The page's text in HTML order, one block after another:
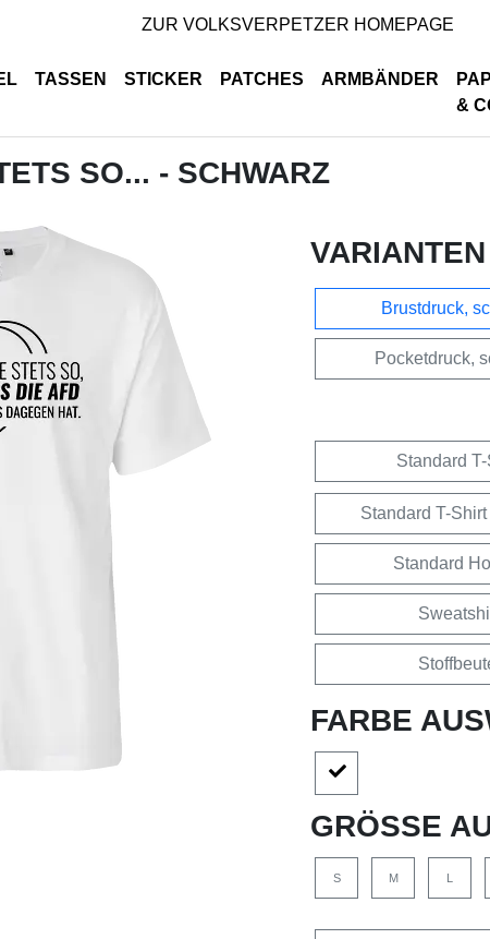
ZUR VOLKSVERPETZER HOMEPAGE
TASSEN STICKER PATCHES ARMBÄNDER
&
SO... - SCHWARZ
VARIANTEN
Brustdruck,
Pocketdruck,
Standard
Standard T-
Standard
FARBE
GRÖSSE
S M L